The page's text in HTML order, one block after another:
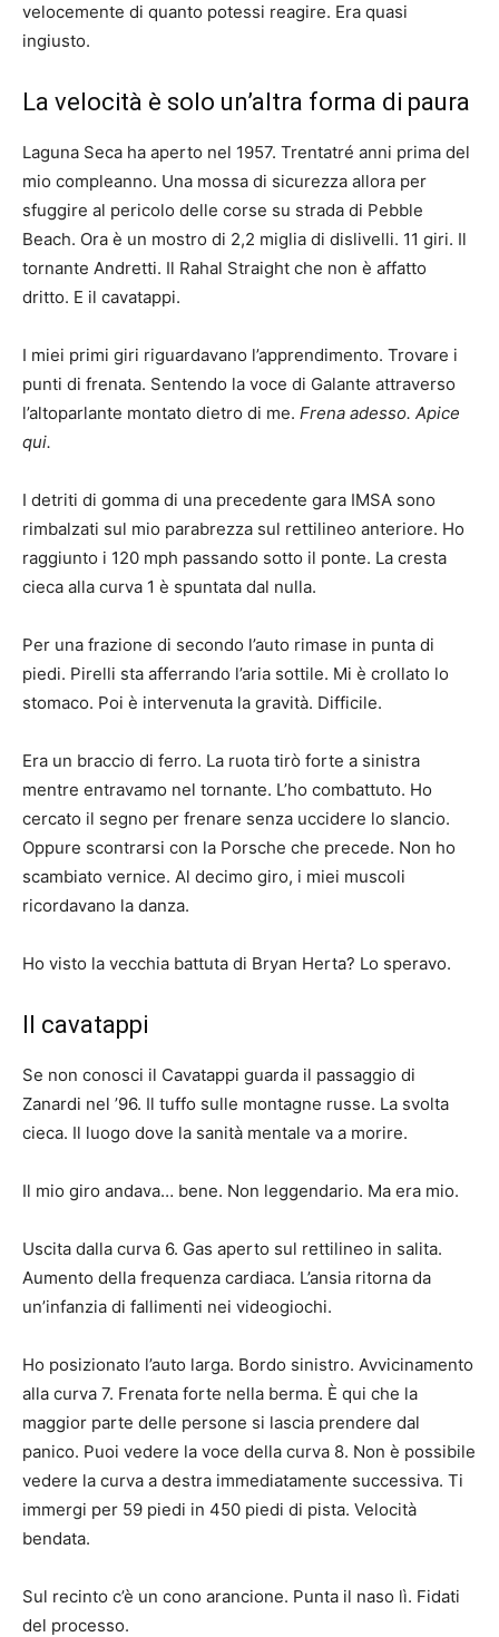
velocemente di quanto potessi reagire. Era quasi
ingiusto.
La velocità è solo un’altra forma di paura
Laguna Seca ha aperto nel 1957. Trentatré anni prima del
mio compleanno. Una mossa di sicurezza allora per
sfuggire al pericolo delle corse su strada di Pebble
Beach. Ora è un mostro di 2,2 miglia di dislivelli. 11 giri. Il
tornante Andretti. Il Rahal Straight che non è affatto
dritto. E il cavatappi.
I miei primi giri riguardavano l’apprendimento. Trovare i
punti di frenata. Sentendo la voce di Galante attraverso
l’altoparlante montato dietro di me. Frena adesso. Apice
qui.
I detriti di gomma di una precedente gara IMSA sono
rimbalzati sul mio parabrezza sul rettilineo anteriore. Ho
raggiunto i 120 mph passando sotto il ponte. La cresta
cieca alla curva 1 è spuntata dal nulla.
Per una frazione di secondo l’auto rimase in punta di
piedi. Pirelli sta afferrando l’aria sottile. Mi è crollato lo
stomaco. Poi è intervenuta la gravità. Difficile.
Era un braccio di ferro. La ruota tirò forte a sinistra
mentre entravamo nel tornante. L’ho combattuto. Ho
cercato il segno per frenare senza uccidere lo slancio.
Oppure scontrarsi con la Porsche che precede. Non ho
scambiato vernice. Al decimo giro, i miei muscoli
ricordavano la danza.
Ho visto la vecchia battuta di Bryan Herta? Lo speravo.
Il cavatappi
Se non conosci il Cavatappi guarda il passaggio di
Zanardi nel ’96. Il tuffo sulle montagne russe. La svolta
cieca. Il luogo dove la sanità mentale va a morire.
Il mio giro andava… bene. Non leggendario. Ma era mio.
Uscita dalla curva 6. Gas aperto sul rettilineo in salita.
Aumento della frequenza cardiaca. L’ansia ritorna da
un’infanzia di fallimenti nei videogiochi.
Ho posizionato l’auto larga. Bordo sinistro. Avvicinamento
alla curva 7. Frenata forte nella berma. È qui che la
maggior parte delle persone si lascia prendere dal
panico. Puoi vedere la voce della curva 8. Non è possibile
vedere la curva a destra immediatamente successiva. Ti
immergi per 59 piedi in 450 piedi di pista. Velocità
bendata.
Sul recinto c’è un cono arancione. Punta il naso lì. Fidati
del processo.